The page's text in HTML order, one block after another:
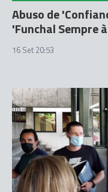
Abuso de
'Funchal Sempre
16 Set 20:53